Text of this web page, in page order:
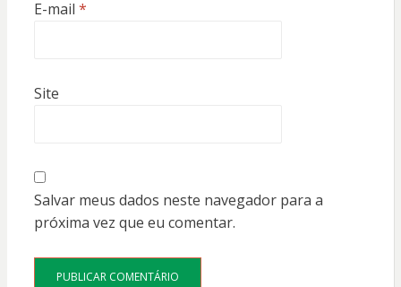
E-mail *
Site
Salvar meus dados neste navegador para a
próxima vez que eu comentar.